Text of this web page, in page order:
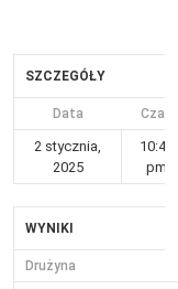
SZCZEGÓŁY
Data Czas
2 stycznia,
2025
10:41
pm
WYNIKI
Drużyna